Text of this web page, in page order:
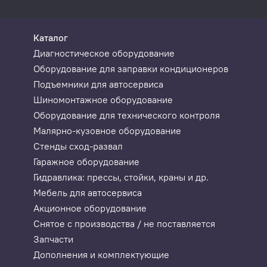
сроки.
Поддерживаемые протоколы диагностики
ISO 14230-4, ISO 9141-2, SAE-J1850 VPW, SAE-
Технические характеристики
Потребление тока: рабочее 2 А,
Источник питания: литий-
Дисплей:
Тип памяти:
Каталог
Диагностическое оборудование
Оборудование для заправки кондиционеров
Подъемники для автосервиса
Шиномонтажное оборудование
Оборудование для технического контроля
Малярно-кузовное оборудование
Стенды сход-развал
Гаражное оборудование
Гидравлика: прессы, стойки, краны и др.
Мебель для автосервиса
Акционное оборудование
Снятое с производства / не поставляется
Запчасти
Дополнения и комплектующие